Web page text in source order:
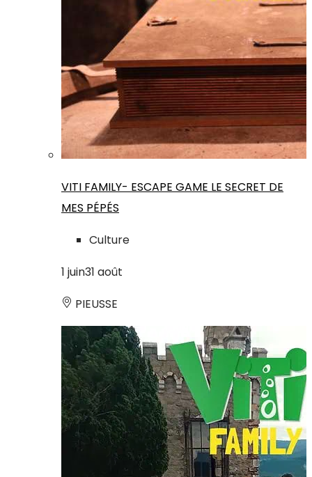
VITI FAMILY- ESCAPE GAME LE SECRET DE
MES PÉPÉS
Culture
1 juin31 août
PIEUSSE